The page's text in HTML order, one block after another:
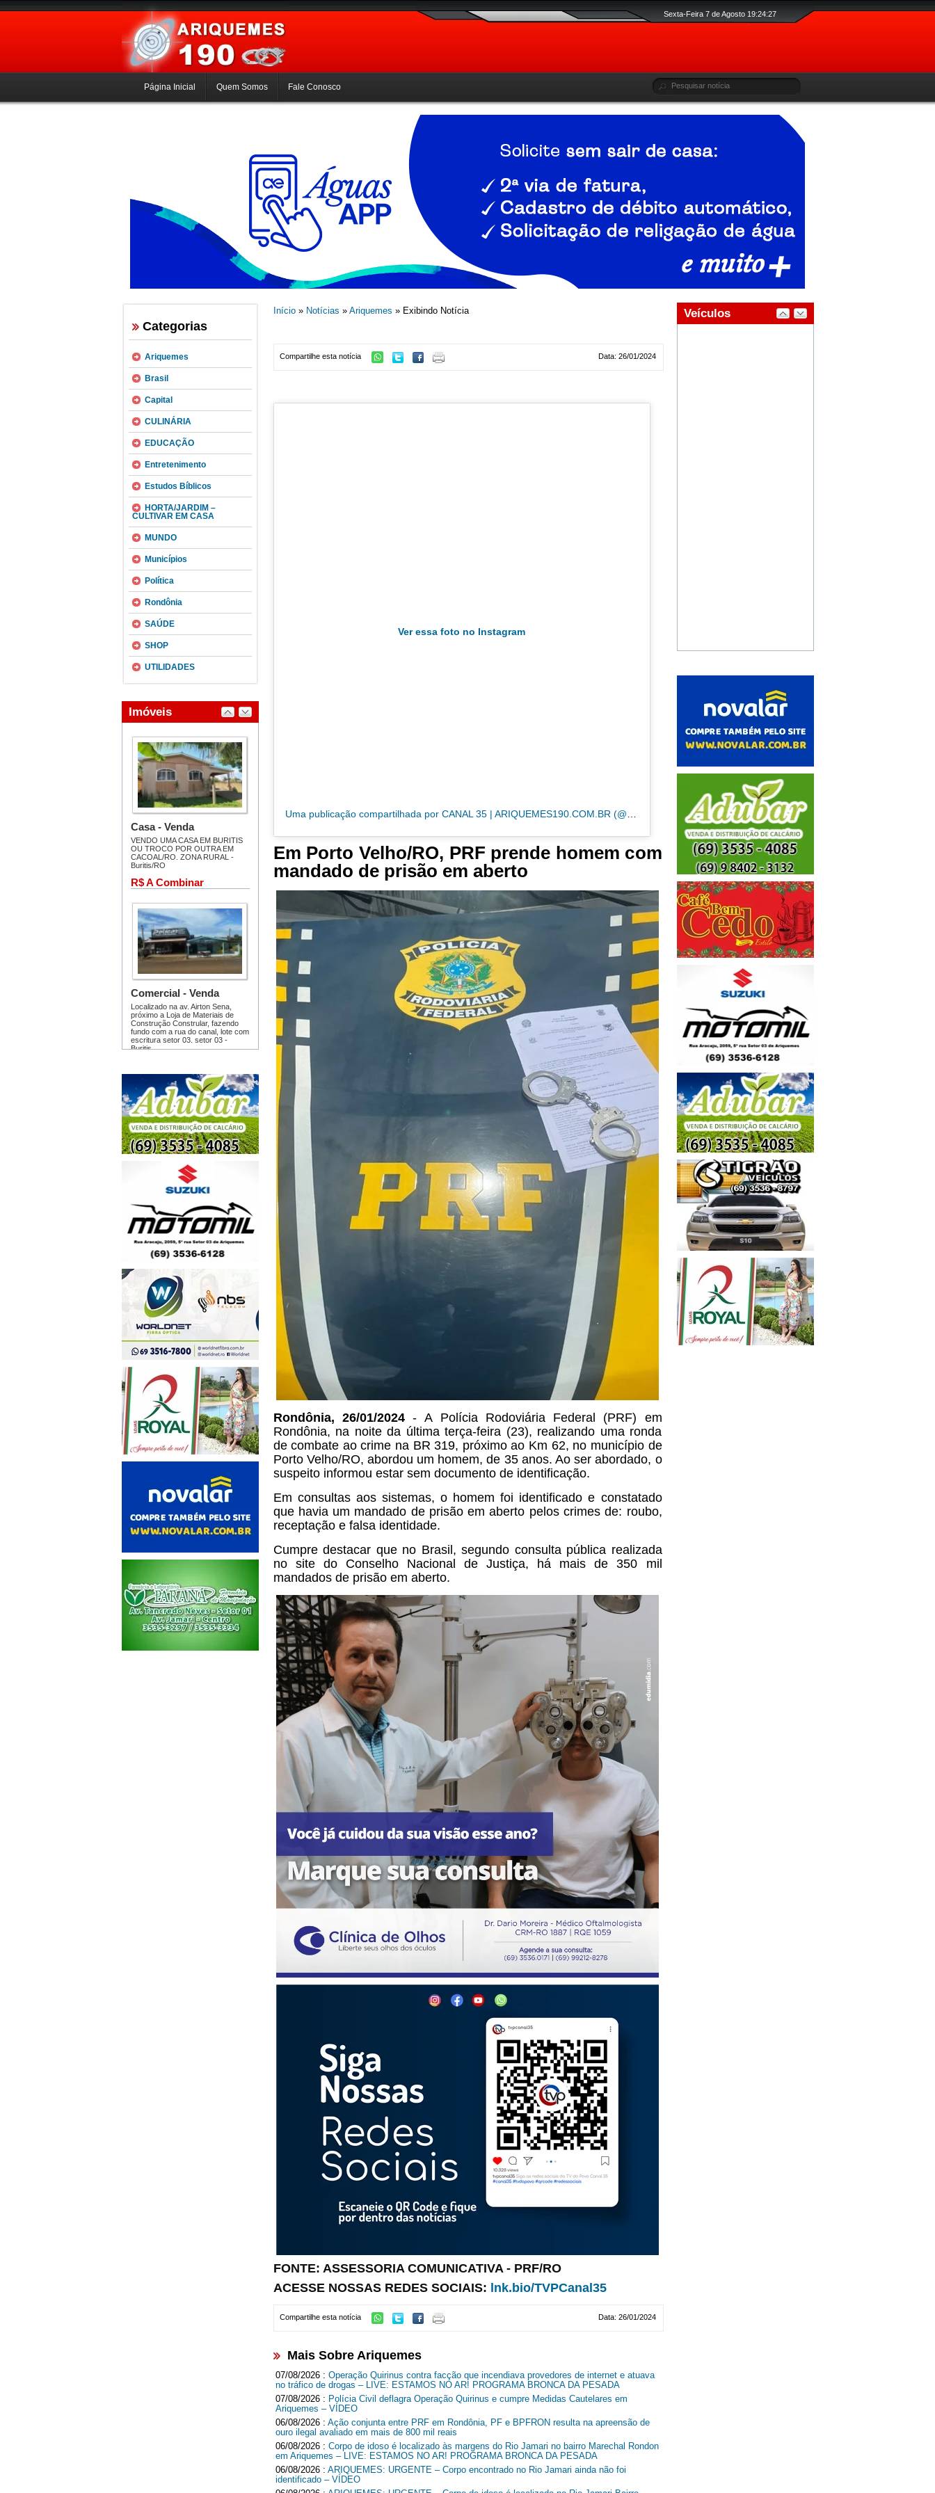
Sexta-Feira 7 de Agosto 19:24:28
Página Inicial Quem Somos Fale Conosco
Categorias
Ariquemes
Brasil
Capital
CULINÁRIA
EDUCAÇÃO
Entretenimento
Estudos Bíblicos
HORTA/JARDIM –
CULTIVAR EM CASA
MUNDO
Municípios
Política
Rondônia
SAÚDE
SHOP
UTILIDADES
Início» Notícias » Ariquemes » Exibindo Notícia
Data: 26/01/2024
Compartilhe esta notícia
Ver essa foto no Instagram
Em Porto Velho/RO, PRF prende homem com
mandado de prisão em aberto
Rondônia, 26/01/2024- A Polícia Rodoviária Federal (PRF) em
Rondônia, na noite da última terça-feira (23), realizando uma ronda
de combate ao crime na BR 319, próximo ao Km 62, no município de
Porto Velho/RO, abordou um homem, de 35 anos. Ao ser abordado, o
suspeito informou estar sem documento de identificação.
Em consultas aos sistemas, o homem foi identificado e constatado
que havia um mandado de prisão em aberto pelos crimes de: roubo,
receptação e falsa identidade.
Cumpre destacar que no Brasil, segundo consulta pública realizada
no site do Conselho Nacional de Justiça, há mais de 350 mil
mandados de prisão em aberto.
FONTE: ASSESSORIA COMUNICATIVA - PRF/RO
ACESSE NOSSAS REDES SOCIAIS: lnk.bio/TVPCanal35
Data: 26/01/2024
Compartilhe esta notícia
Mais Sobre Ariquemes
07/08/2026 : Operação Quirinus contra facção que incendiava provedores de internet e atuava
no tráfico de drogas – LIVE: ESTAMOS NO AR! PROGRAMA BRONCA DA PESADA
07/08/2026 : Polícia Civil deflagra Operação Quirinus e cumpre Medidas Cautelares em
Ariquemes – VÍDEO
06/08/2026 : Ação conjunta entre PRF em Rondônia, PF e BPFRON resulta na apreensão de
ouro ilegal avaliado em mais de 800 mil reais
06/08/2026 : Corpo de idoso é localizado às margens do Rio Jamari no bairro Marechal Rondon
em Ariquemes – LIVE: ESTAMOS NO AR! PROGRAMA BRONCA DA PESADA
06/08/2026 : ARIQUEMES: URGENTE – Corpo encontrado no Rio Jamari ainda não foi
identificado – VÍDEO